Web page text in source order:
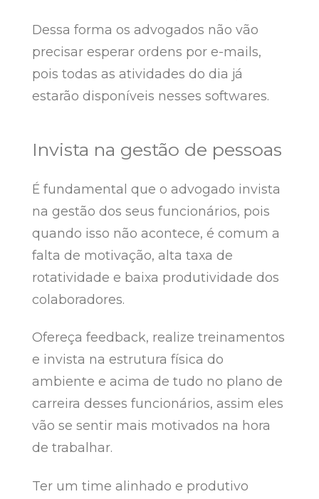
Dessa forma os advogados não vão
precisar esperar ordens por e-mails,
pois todas as atividades do dia já
estarão disponíveis nesses softwares.
Invista na gestão de pessoas
É fundamental que o advogado invista
na gestão dos seus funcionários, pois
quando isso não acontece, é comum a
falta de motivação, alta taxa de
rotatividade e baixa produtividade dos
colaboradores.
Ofereça feedback, realize treinamentos
e invista na estrutura física do
ambiente e acima de tudo no plano de
carreira desses funcionários, assim eles
vão se sentir mais motivados na hora
de trabalhar.
Ter um time alinhado e produtivo